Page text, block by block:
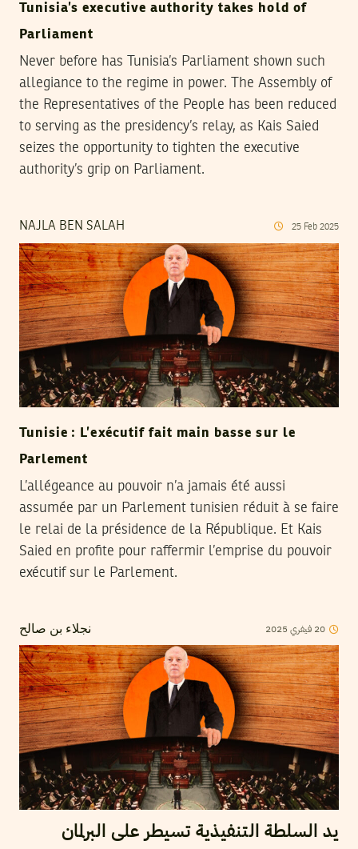
Tunisia’s executive authority takes hold of
Parliament
Never before has Tunisia’s Parliament shown such
allegiance to the regime in power. The Assembly of
the Representatives of the People has been reduced
to serving as the presidency’s relay, as Kais Saied
seizes the opportunity to tighten the executive
authority’s grip on Parliament.
NAJLA BEN SALAH 25 Feb 2025
Tunisie : L’exécutif fait main basse sur le
Parlement
L’allégeance au pouvoir n’a jamais été aussi
assumée par un Parlement tunisien réduit à se faire
le relai de la présidence de la République. Et Kais
Saied en profite pour raffermir l’emprise du pouvoir
exécutif sur le Parlement.
نجلاء بن صالح 20 فيفري 2025
يد السلطة التنفيذية تسيطر على البرلمان